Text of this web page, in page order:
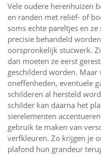
Vele oudere herenhuizen
en randen met reliëf- of
soms echte pareltjes en
precisie behandeld
oorspronkelijk stucwerk.
dan moeten ze eerst
geschilderd worden. Maar
oneffenheden, eventuele
schilderen al hersteld
schilder kan daarna het
sierelementen
gebruik te maken van
verfkleuren. Zo krijgen je
plafond hun grandeur